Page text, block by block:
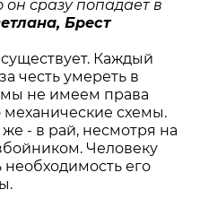
он сразу попадает в
Брест
Каждый
честь умереть в
не имеем права
механические схемы.
- в рай, несмотря на
Человеку
его